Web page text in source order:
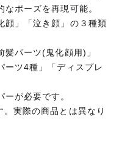
ポーズを再現可能。
顔」「泣き顔」の３種類
髪パーツ(鬼化顔用)」
ーツ4種」「ディスプレ
が必要です。
実際の商品とは異なり